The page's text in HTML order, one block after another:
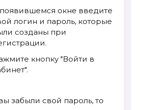
окне введите
логин и пароль, которые
созданы при
кнопку "Войти в
забыли свой пароль, то